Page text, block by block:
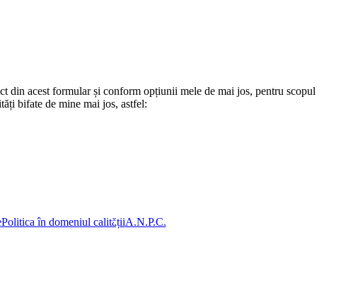
din acest formular și conform opțiunii mele de mai jos, pentru scopul
bifate de mine mai jos, astfel:
Politica în domeniul calitățiiA.N.P.C.